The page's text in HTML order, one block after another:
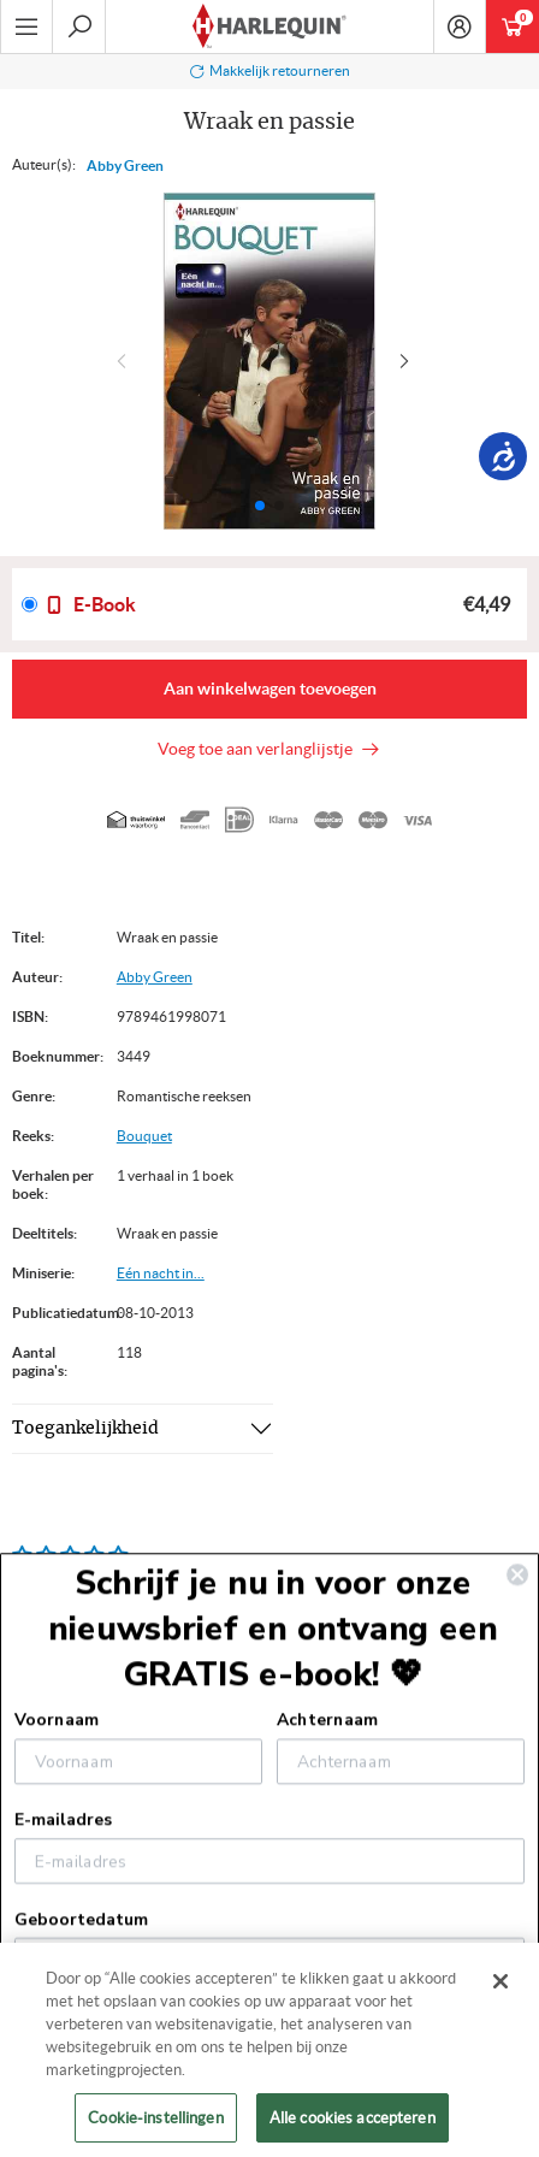
Ga
naar
Makkelijk retourneren
Wraak en passie
Auteur(s): Abby Green
Titel: Wraak en passie
Auteur: Abby Green
ISBN: 9789461998071
Boeknummer: 3449
Genre: Romantische reeksen
Reeks: Bouquet
Verhalen per
boek:
1 verhaal in 1 boek
Deeltitels: Wraak en passie
Miniserie: Eén nacht in...
Publicatiedatum:08-10-2013
Aantal
pagina's:
118
Toegankelijkheid
E-Book €4,49
Aan winkelwagen toevoegen
Voeg toe aan verlanglijstje
Geaccepteerde
0
Bestelinformatie
Algemene voorwaarden
Veelgestelde vragen
Actievoorwaarden
Uitleg bij e-books
Privacyverklaring
Blog
Zakelijk
Pers
Boekhandels
Contact
0348 - 47 80 19
lezersservice@harlequin.nl
Copyright 2026Harlequin. Alle rechten voorbehouden
Door op “Alle cookies accepteren” te klikken gaat u akkoord
met het opslaan van cookies op uw apparaat voor het
verbeteren van websitenavigatie, het analyseren van
websitegebruik en om ons te helpen bij onze
marketingprojecten.
Cookie-instellingen Alle cookies accepteren
Schrijf je nu in voor onze
nieuwsbrief en ontvang een
GRATIS e-book! 💖
Voornaam Achternaam
E-mailadres
Geboortedatum
Door hier te klikken verklaar ik op de hoogte te zijn van
het privacybeleid van Harlequin.
voor de laatste versie van ons privacybeleid.